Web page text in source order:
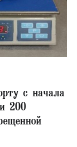
с начала
200